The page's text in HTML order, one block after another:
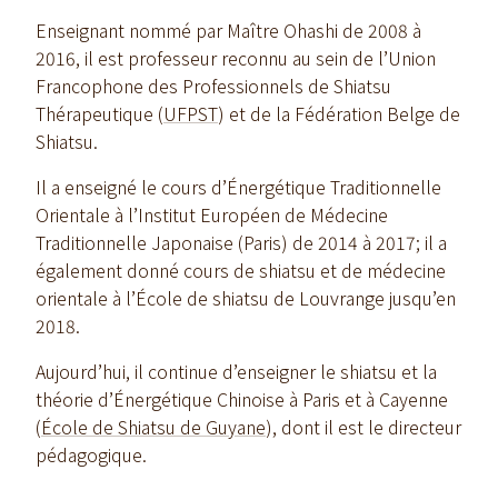
Enseignant nommé par Maître Ohashi de 2008 à
2016, il est professeur reconnu au sein de l’Union
Francophone des Professionnels de Shiatsu
Thérapeutique (UFPST) et de la Fédération Belge de
Shiatsu.
Il a enseigné le cours d’Énergétique Traditionnelle
Orientale à l’Institut Européen de Médecine
Traditionnelle Japonaise (Paris) de 2014 à 2017; il a
également donné cours de shiatsu et de médecine
orientale à l’École de shiatsu de Louvrange jusqu’en
2018.
Aujourd’hui, il continue d’enseigner le shiatsu et la
théorie d’Énergétique Chinoise à Paris et à Cayenne
(École de Shiatsu de Guyane), dont il est le directeur
pédagogique.